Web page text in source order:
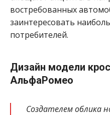
востребованных
заинтересовать
потребителей.
Дизайн модели
АльфаРомео
Создателем облика